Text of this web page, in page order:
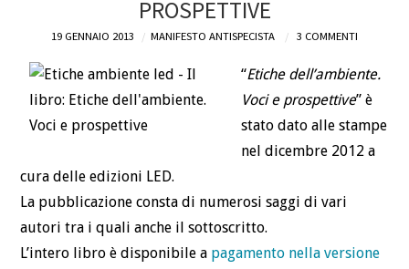
CHI
BLOG
CONTATTI
PROSPETTIVE
19 GENNAIO 2013 MANIFESTO ANTISPECISTA 3 COMMENTI
“Etiche dell’ambiente.
Voci e prospettive” è
stato dato alle stampe
nel dicembre 2012 a
cura delle edizioni LED.
La pubblicazione consta di numerosi saggi di vari
autori tra i quali anche il sottoscritto.
L’intero libro è disponibile a pagamento nella versione